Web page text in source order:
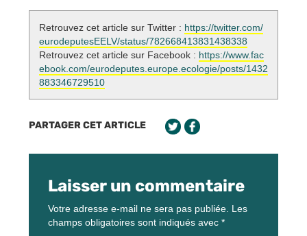
Retrouvez cet article sur Twitter : https://twitter.com/
eurodeputesEELV/status/782668413831438338
Retrouvez cet article sur Facebook : https://www.fac
ebook.com/eurodeputes.europe.ecologie/posts/1432
883346729510
PARTAGER CET ARTICLE
Laisser un commentaire
Votre adresse e-mail ne sera pas publiée. Les
champs obligatoires sont indiqués avec *